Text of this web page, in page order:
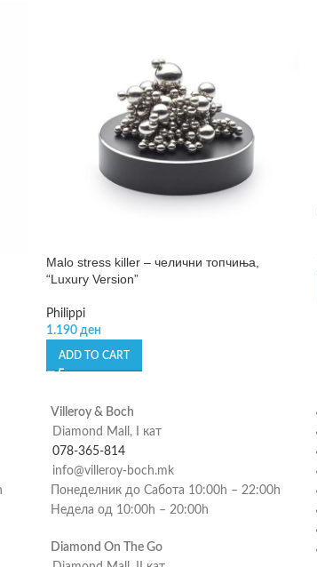
Malo stress killer – челични топчиња,
“Luxury Version”
Philippi
1.190 ден
ADD TO CART
Villeroy & Boch
Diamond Mall, I кат
078-365-814
info@villeroy-boch.mk
Понеделник до Сабота 10:00h – 22:00h
Недела од 10:00h – 20:00h
Diamond On The Go